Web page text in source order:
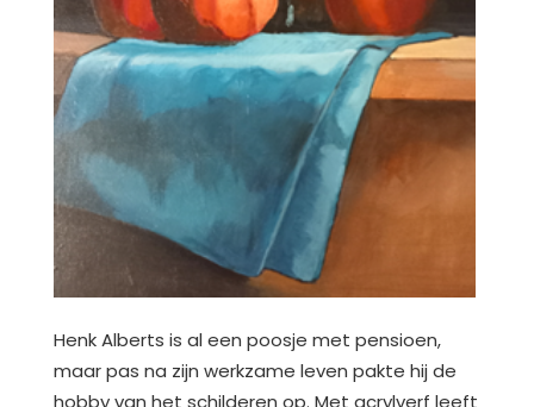
Henk Alberts is al een poosje met pensioen,
maar pas na zijn werkzame leven pakte hij de
hobby van het schilderen op. Met acrylverf leeft